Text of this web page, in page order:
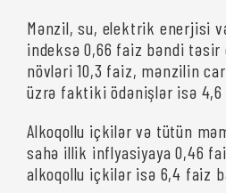
Mənzil, su, elektrik enerjisi
indeksə 0,66 faiz bəndi
növləri 10,3 faiz, mənzilin
üzrə faktiki ödənişlər isə 4,6
Alkoqollu içkilər və tütün
sahə illik inflyasiyaya 0,46
alkoqollu içkilər isə 6,4 faiz